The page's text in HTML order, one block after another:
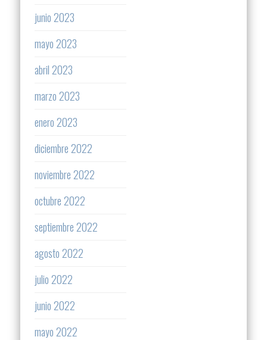
junio 2023
mayo 2023
abril 2023
marzo 2023
enero 2023
diciembre 2022
noviembre 2022
octubre 2022
septiembre 2022
agosto 2022
julio 2022
junio 2022
mayo 2022